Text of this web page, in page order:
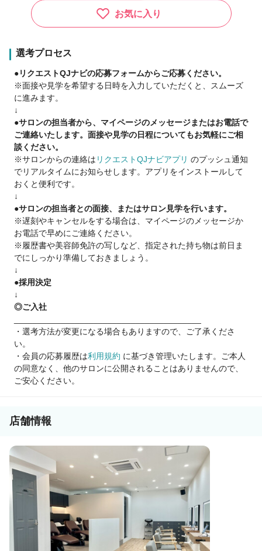
・カット以外できるアシスタント
・カットまでできるのにデビュー出来ない🌀
・早くスタイリストとして活躍したい🌀
そんな方には.....
3か月～半年後デビュープランあり！
✅基本給26万円スタート👑
✅デビュースタイリストの平均給与35万円💎
即戦力の方をしっかり評価します◎
little【リトル】でスタイリストデビューして
自由で楽しい美容師ライフをスタートしませんか？
📩【オンラインでもOK】【履歴書不要】
まずは見学・ご相談だけでもOK！
お気軽にご応募ください✨
お気に入り
選考プロセス
●リクエストQJナビの応募フォームからご応募ください。
※面接や見学を希望する日時を入力していただくと、スムーズ
に進みます。
↓
●サロンの担当者から、マイページのメッセージまたはお電話で
ご連絡いたします。面接や見学の日程についてもお気軽にご相
談ください。
※サロンからの連絡は リクエストQJナビアプリ のプッシュ通知
でリアルタイムにお知らせします。アプリをインストールして
おくと便利です。
↓
●サロンの担当者との面接、またはサロン見学を行います。
※遅刻やキャンセルをする場合は、マイページのメッセージか
お電話で早めにご連絡ください。
※履歴書や美容師免許の写しなど、指定された持ち物は前日ま
でにしっかり準備しておきましょう。
↓
●採用決定
↓
◎ご入社
・選考方法が変更になる場合もありますので、ご了承くださ
い。
・会員の応募履歴は利用規約 に基づき管理いたします。ご本人
の同意なく、他のサロンに公開されることはありませんので、
ご安心ください。
店舗情報